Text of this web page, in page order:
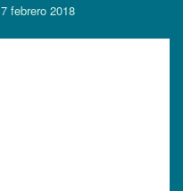
7 febrero 2018